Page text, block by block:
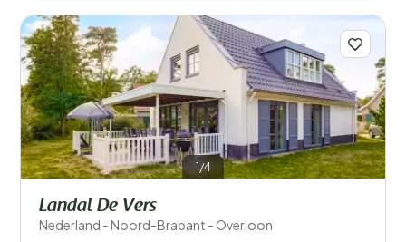
1/4
Landal De Vers
Nederland - Noord-Brabant - Overloon